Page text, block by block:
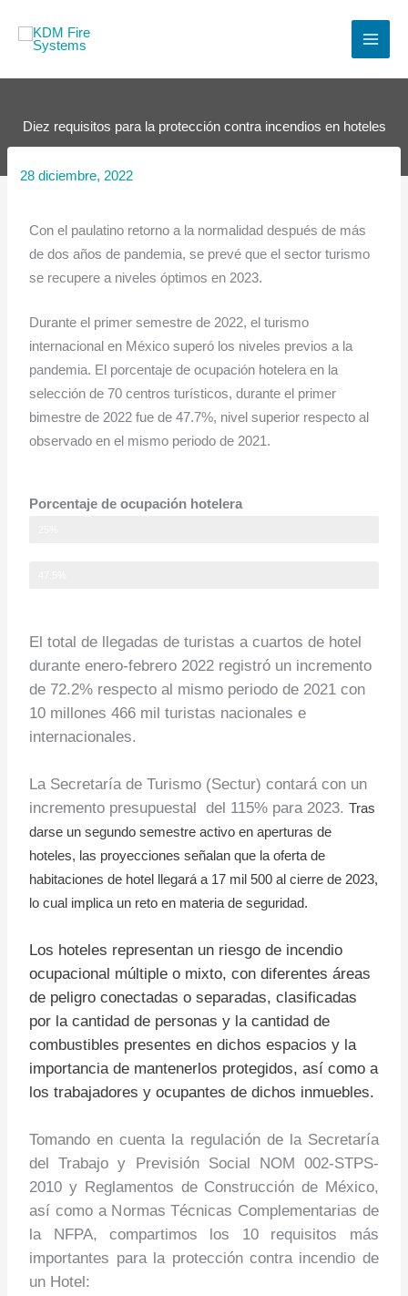
Diez requisitos para la protección contra incendios en hoteles
28 diciembre, 2022
Con el paulatino retorno a la normalidad después de más
de dos años de pandemia, se prevé que el sector turismo
se recupere a niveles óptimos en 2023.
Durante el primer semestre de 2022, el turismo
internacional en México superó los niveles previos a la
pandemia. El porcentaje de ocupación hotelera en la
selección de 70 centros turísticos, durante el primer
bimestre de 2022 fue de 47.7%, nivel superior respecto al
observado en el mismo periodo de 2021.
Porcentaje de ocupación hotelera
El total de llegadas de turistas a cuartos de hotel
durante enero-febrero 2022 registró un incremento
de 72.2% respecto al mismo periodo de 2021 con
10 millones 466 mil turistas nacionales e
internacionales.
La Secretaría de Turismo (Sectur) contará con un
incremento presupuestal del 115% para 2023.Tras
darse un segundo semestre activo en aperturas de
hoteles, las proyecciones señalan que la oferta de
habitaciones de hotel llegará a 17 mil 500 al cierre de 2023,
lo cual implica un reto en materia de seguridad.
Los hoteles representan un riesgo de incendio
ocupacional múltiple o mixto, con diferentes áreas
de peligro conectadas o separadas, clasificadas
por la cantidad de personas y la cantidad de
combustibles presentes en dichos espacios y la
importancia de mantenerlos protegidos, así como a
los trabajadores y ocupantes de dichos inmuebles.
Tomando en cuenta la regulación de la Secretaría
del Trabajo y Previsión Social NOM 002-STPS-
2010 y Reglamentos de Construcción de México,
así como a Normas Técnicas Complementarias de
la NFPA, compartimos los 10 requisitos más
importantes para la protección contra incendio de
un Hotel: